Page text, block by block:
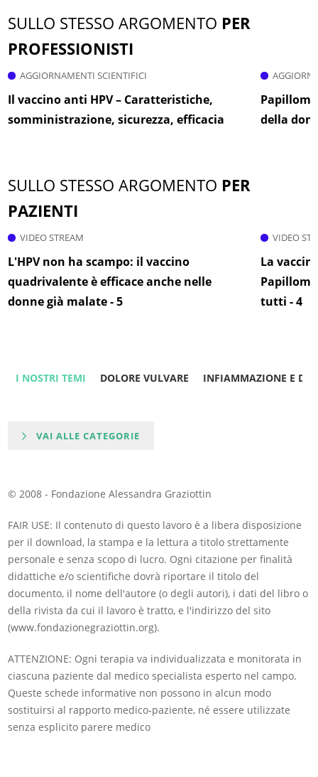
SULLO STESSO ARGOMENTO PER
PROFESSIONISTI
AGGIORNAMENTI SCIENTIFICI
Il vaccino anti HPV – Caratteristiche,
somministrazione, sicurezza, efficacia
della
SULLO STESSO ARGOMENTO PER
PAZIENTI
VIDEO STREAM
L'HPV non ha scampo: il vaccino
quadrivalente è efficace anche nelle
donne già malate - 5
VIDEO
La
tutti - 4
I NOSTRI TEMI DOLORE VULVARE INFIAMMAZIONE E
VAI ALLE CATEGORIE
© 2008 - Fondazione Alessandra Graziottin
FAIR USE: Il contenuto di questo lavoro è a libera disposizione
per il download, la stampa e la lettura a titolo strettamente
personale e senza scopo di lucro. Ogni citazione per finalità
didattiche e/o scientifiche dovrà riportare il titolo del
documento, il nome dell'autore (o degli autori), i dati del libro o
della rivista da cui il lavoro è tratto, e l'indirizzo del sito
(www.fondazionegraziottin.org).
ATTENZIONE: Ogni terapia va individualizzata e monitorata in
ciascuna paziente dal medico specialista esperto nel campo.
Queste schede informative non possono in alcun modo
sostituirsi al rapporto medico-paziente, né essere utilizzate
senza esplicito parere medico